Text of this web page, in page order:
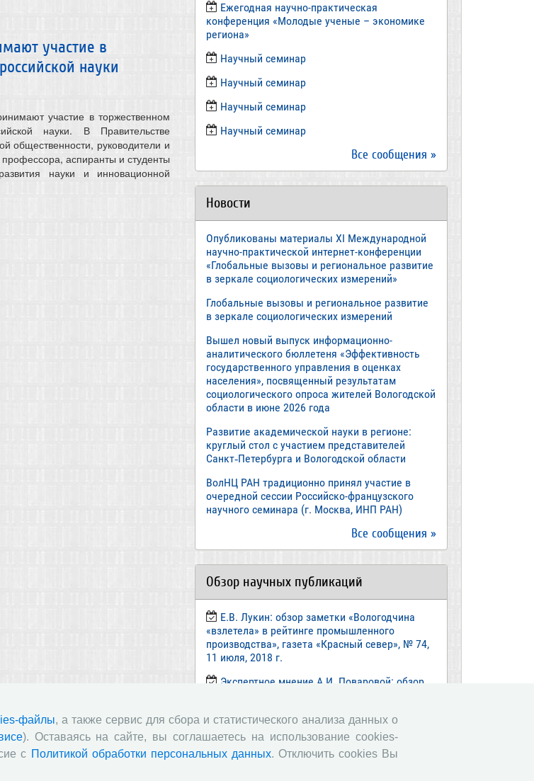
участие в
науки
участие в торжественном
науки. В Правительстве
общественности, руководители и
аспиранты и студенты
науки и инновационной
Ежегодная научно-практическая
конференция «Молодые ученые – экономике
региона»
​Научный семинар
​Научный семинар
Научный семинар
​Научный семинар
Все сообщения »
Новости
Опубликованы материалы XI Международной
научно-практической интернет-конференции
«Глобальные вызовы и региональное развитие
в зеркале социологических измерений»
Глобальные вызовы и региональное развитие
в зеркале социологических измерений
Вышел новый выпуск информационно-
аналитического бюллетеня «Эффективность
государственного управления в оценках
населения», посвященный результатам
социологического опроса жителей Вологодской
области в июне 2026 года
Развитие академической науки в регионе:
круглый стол с участием представителей
Санкт‑Петербурга и Вологодской области
ВолНЦ РАН традиционно принял участие в
очередной сессии Российско-французского
научного семинара (г. Москва, ИНП РАН)
Все сообщения »
Обзор научных публикаций
Е.В. Лукин: обзор заметки «Вологодчина
«взлетела» в рейтинге промышленного
производства», газета «Красный север», № 74,
11 июля, 2018 г.
Экспертное мнение А.И. Поваровой: обзор
В.Н. Барсуков: обзор статьи «Повышение
пенсионного возраста: позитивные эффекты и
вероятные риски», журнал «Экономическая
файлы, а также сервис для сбора и статистического анализа данных о
). Оставаясь на сайте, вы соглашаетесь на использование cookies-
с Политикой обработки персональных данных. Отключить cookies Вы